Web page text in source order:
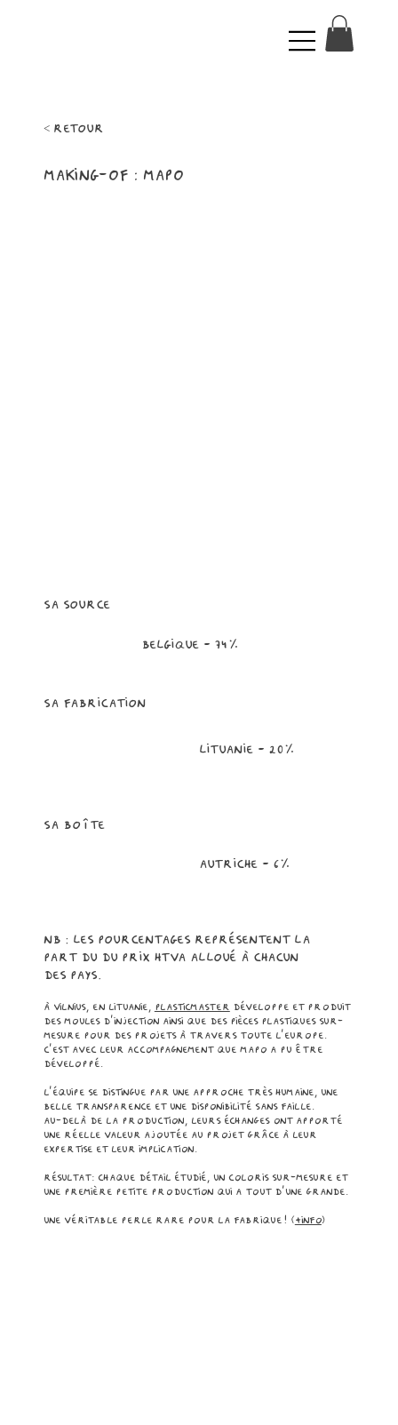
< retour
Making-of : Mapo
sa source
sa fabrication
nb : les Pourcentages représentent la
part du du prix HTVA alloué à chacun
des pays.
à vilnius, en Lituanie, Plasticmaster développe et produit
des moules d’injection ainsi que des pièces plastiques sur-
mesure pour des projets à travers toute l’Europe.
C’est avec leur accompagnement que MAPO a pu être
développé.
L’équipe se distingue par une approche très humaine, une
belle transparence et une disponibilité sans faille.
Au-delà de la production, leurs échanges ont apporté
une réelle valeur ajoutée au projet grâce à leur
expertise et leur implication.
Résultat: chaque détail étudié, un coloris sur-mesure et
une première petite production qui a tout d'une grande.
Une véritable perle rare pour la Fabrique! (+info)
belgique - 74%
lituanie - 20%
sa boîte
AUtriche - 6%